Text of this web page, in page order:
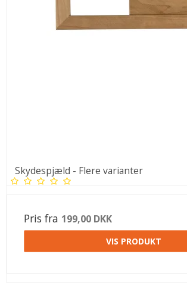
Skydespjæld - Flere varianter
Pris fra 199,00 DKK
VIS PRODUKT